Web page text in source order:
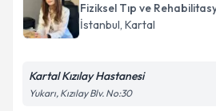
Fiziksel Tıp ve
İstanbul, Kartal
Kartal Kızılay Hastanesi
Yukarı, Kızılay Blv. No:30